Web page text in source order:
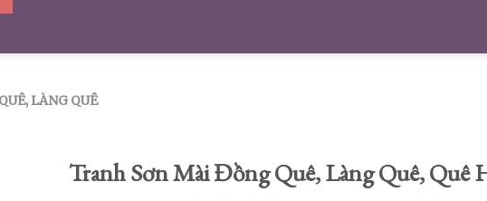
LÀNG QUÊ
Tranh Sơn Mài Đồng Quê, Làng Quê, Quê